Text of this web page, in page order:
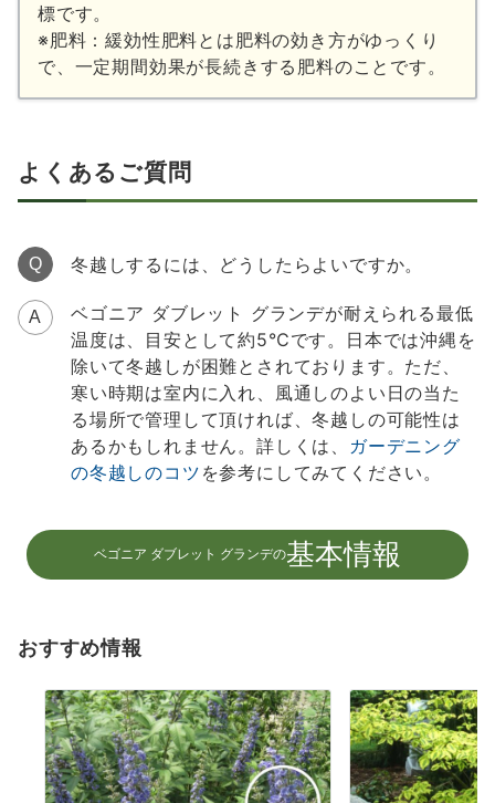
標です。
※肥料：緩効性肥料とは肥料の効き方がゆっくり
で、一定期間効果が長続きする肥料のことです。
よくあるご質問
Q 冬越しするには、どうしたらよいですか。
A
ベゴニア ダブレット グランデが耐えられる最低
温度は、目安として約5℃です。日本では沖縄を
除いて冬越しが困難とされております。ただ、
寒い時期は室内に入れ、風通しのよい日の当た
る場所で管理して頂ければ、冬越しの可能性は
あるかもしれません。詳しくは、 ガーデニング
の冬越しのコツ を参考にしてみてください。
ベゴニア ダブレット グランデの基本情報
おすすめ情報